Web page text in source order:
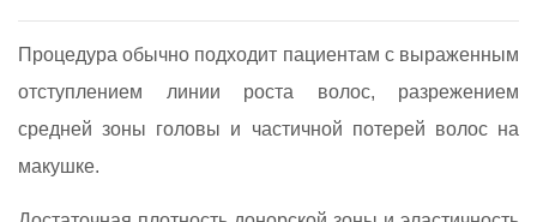
Процедура обычно подходит пациентам с выраженным
отступлением линии роста волос, разрежением
средней зоны головы и частичной потерей волос на
макушке.